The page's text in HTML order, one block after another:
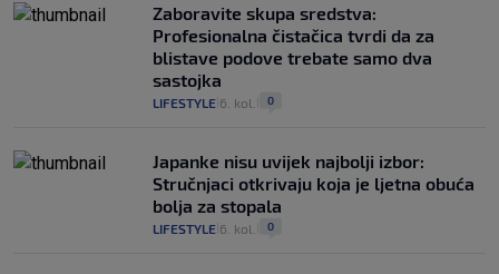
Zaboravite skupa sredstva:
Profesionalna čistačica tvrdi da za
blistave podove trebate samo dva
sastojka
LIFESTYLE 6. kol. 0
Japanke nisu uvijek najbolji izbor:
Stručnjaci otkrivaju koja je ljetna obuća
bolja za stopala
LIFESTYLE 6. kol. 0